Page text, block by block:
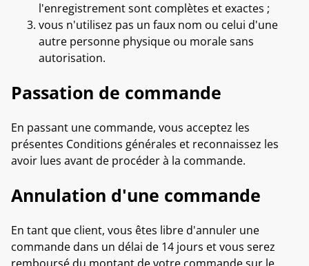
l'enregistrement sont complètes et exactes ;
vous n'utilisez pas un faux nom ou celui d'une
autre personne physique ou morale sans
autorisation.
Passation de commande
En passant une commande, vous acceptez les
présentes Conditions générales et reconnaissez les
avoir lues avant de procéder à la commande.
Annulation d'une commande
En tant que client, vous êtes libre d'annuler une
commande dans un délai de 14 jours et vous serez